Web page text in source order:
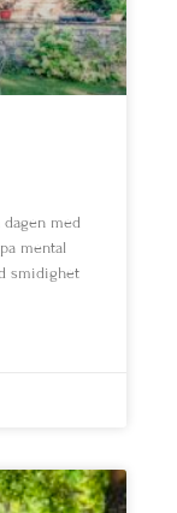
dagen med
mental
smidighet